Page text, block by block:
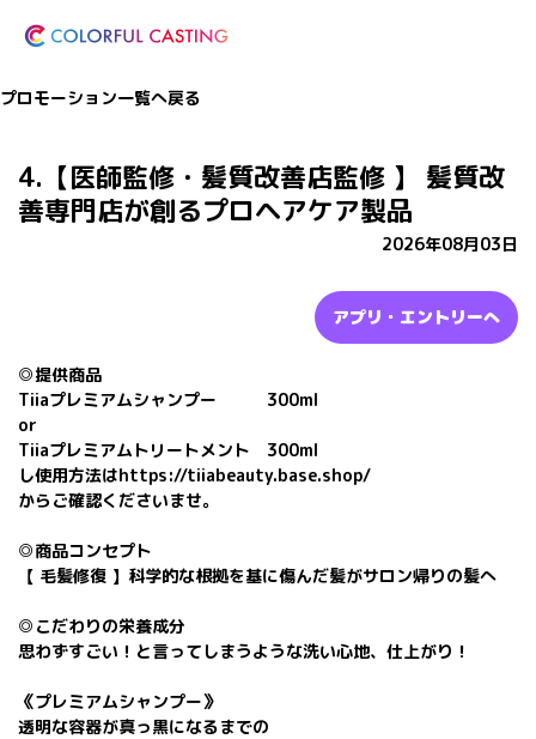
プロモーション一覧へ戻る
4.【医師監修・髪質改善店監修 】 髪質改
善専門店が創るプロヘアケア製品
2026年08月03日
アプリ・エントリーへ
◎提供商品
Tiiaプレミアムシャンプー 300ml
or
Tiiaプレミアムトリートメント 300ml
し使用方法はhttps://tiiabeauty.base.shop/
からご確認くださいませ。
◎商品コンセプト
【 毛髪修復 】科学的な根拠を基に傷んだ髪がサロン帰りの髪へ
◎こだわりの栄養成分
思わずすごい！と言ってしまうような洗い心地、仕上がり！
《プレミアムシャンプー》
透明な容器が真っ黒になるまでの